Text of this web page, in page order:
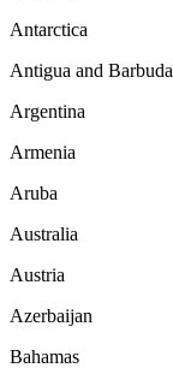
Antarctica
Antigua and Barbuda
Argentina
Armenia
Aruba
Australia
Austria
Azerbaijan
Bahamas